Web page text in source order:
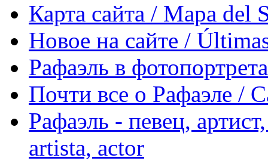
Карта сайта / Mapa del
Новое на сайте /
Рафаэль в
Почти все о Рафаэле /
Рафаэль - певец,
artista, actor